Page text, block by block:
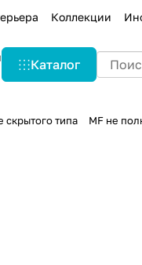
Коллекции
Каталог
типа MF не